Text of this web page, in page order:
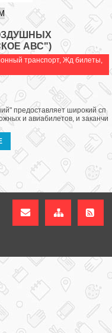
АВС")
транспорт, Жд билеты,
предоставляет широкий сп
и авиабилетов, и заканчи